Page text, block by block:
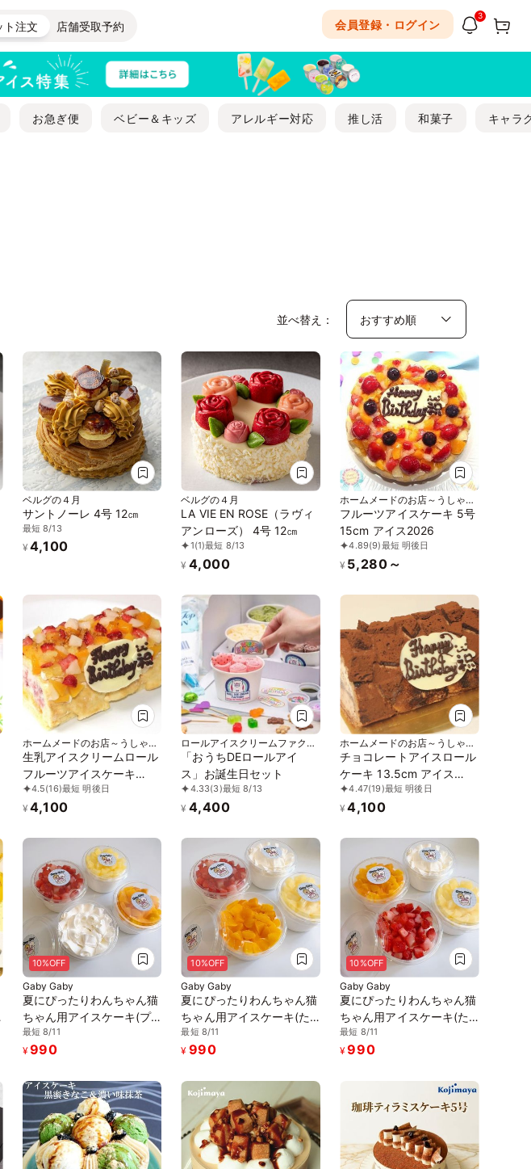
ト注文 店舗受取予約 会員登録・ログイン
3
お急ぎ便 ベビー＆キッズ アレルギー対応 推し活 和菓子 キャラ
並べ替え：
ベルグの４月
サントノーレ 4号 12㎝
最短 8/13
¥ 4,100
ベルグの４月
LA VIE EN ROSE（ラヴィ
アンローズ） 4号 12㎝
1(1)最短 8/13
¥ 4,000
ホームメードのお店～うしゃぎ
さん～
フルーツアイスケーキ 5号
15cm アイス2026
4.89(9)最短 明後日
¥ 5,280～
ホームメードのお店～うしゃぎ
さん～
生乳アイスクリームロール
フルーツアイスケーキ
13.5cm アイス2026
4.5(16)最短 明後日
¥ 4,100
ロールアイスクリームファクト
リー
「おうちDEロールアイ
ス」お誕生日セット
4.33(3)最短 8/13
¥ 4,400
ホームメードのお店～うしゃぎ
さん～
チョコレートアイスロール
ケーキ 13.5cm アイス
2026
4.47(19)最短 明後日
¥ 4,100
10%OFF
Gaby Gaby
夏にぴったりわんちゃん猫
ちゃん用アイスケーキ(プ
レーン) アイス2026
最短 8/11
¥990
10%OFF
Gaby Gaby
夏にぴったりわんちゃん猫
ちゃん用アイスケーキ(た
っぷりマンゴー) アイス
2026
最短 8/11
¥ 990
10%OFF
Gaby Gaby
夏にぴったりわんちゃん猫
ちゃん用アイスケーキ(た
っぷりいちご) アイス2026
最短 8/11
¥990